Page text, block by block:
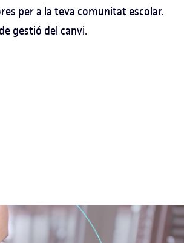
per a la teva comunitat escolar.
gestió del canvi.